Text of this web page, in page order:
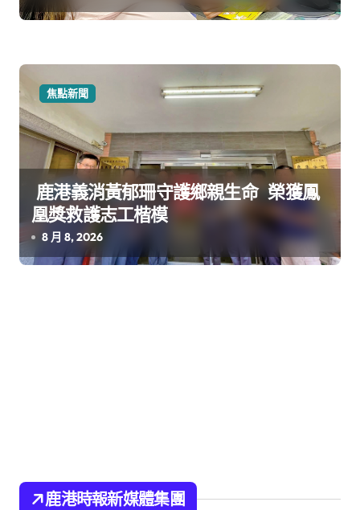
焦點新聞
鹿港義消黃郁珊守護鄉親生命 榮獲鳳
凰獎救護志工楷模
8 月 8, 2026
鹿港時報新媒體集團